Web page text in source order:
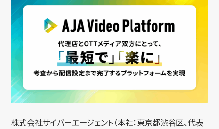
株式会社サイバーエージェント（本社：東京都渋谷区、代表